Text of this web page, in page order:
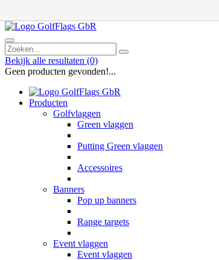
Bekijk alle resultaten (0)
Geen producten gevonden!...
Producten
Golfvlaggen
Green vlaggen
Putting Green vlaggen
Accessoires
Banners
Pop up banners
Range targets
Event vlaggen
Event vlaggen